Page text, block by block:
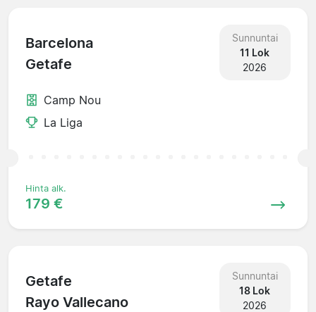
Barcelona
Getafe
Sunnuntai
11 Lok
2026
Camp Nou
La Liga
Hinta alk.
179 €
Getafe
Rayo Vallecano
Sunnuntai
18 Lok
2026